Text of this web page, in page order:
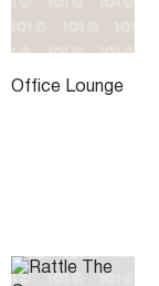
Office Lounge